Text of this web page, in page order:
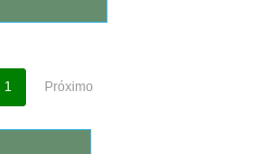
1 Próximo